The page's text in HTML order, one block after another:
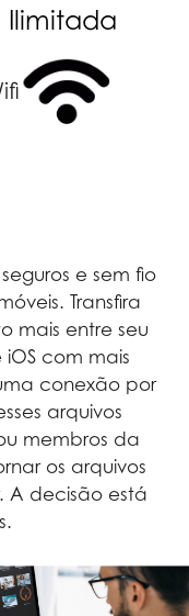
Ilimitada
e sem fio
Transfira
mais entre seu
iOS com mais
conexão por
arquivos
membros da
os arquivos
A decisão está